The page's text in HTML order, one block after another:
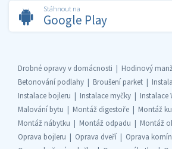
Stáhnout na
Google Play
Drobné opravy v domácnosti
Hodinový
Betonování podlahy
Broušení parket
Instalace bojleru
Instalace myčky Instalace
Malování bytu
Montáž digestoře
Montáž
Montáž nábytku
Montáž odpadu Montáž
Oprava bojleru
Oprava dveří
Oprava